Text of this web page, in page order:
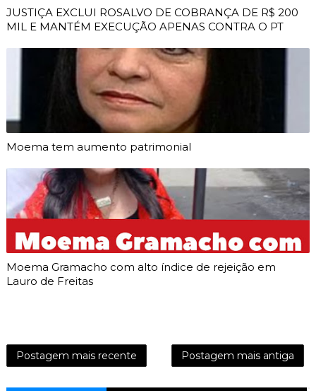
JUSTIÇA EXCLUI ROSALVO DE COBRANÇA DE R$ 200
MIL E MANTÉM EXECUÇÃO APENAS CONTRA O PT
Moema tem aumento patrimonial
Moema Gramacho com alto índice de rejeição em
Lauro de Freitas
Postagem mais recente Postagem mais antiga